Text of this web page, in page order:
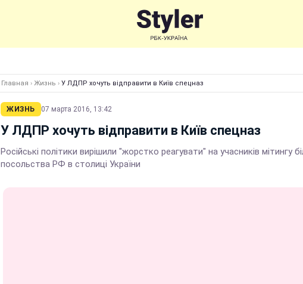
Главная › Жизнь › У ЛДПР хочуть відправити в Київ спецназ
ЖИЗНЬ 07 марта 2016, 13:42
У ЛДПР хочуть відправити в Київ спецназ
Російські політики вирішили "жорстко реагувати" на учасників мітингу
посольства РФ в столиці України